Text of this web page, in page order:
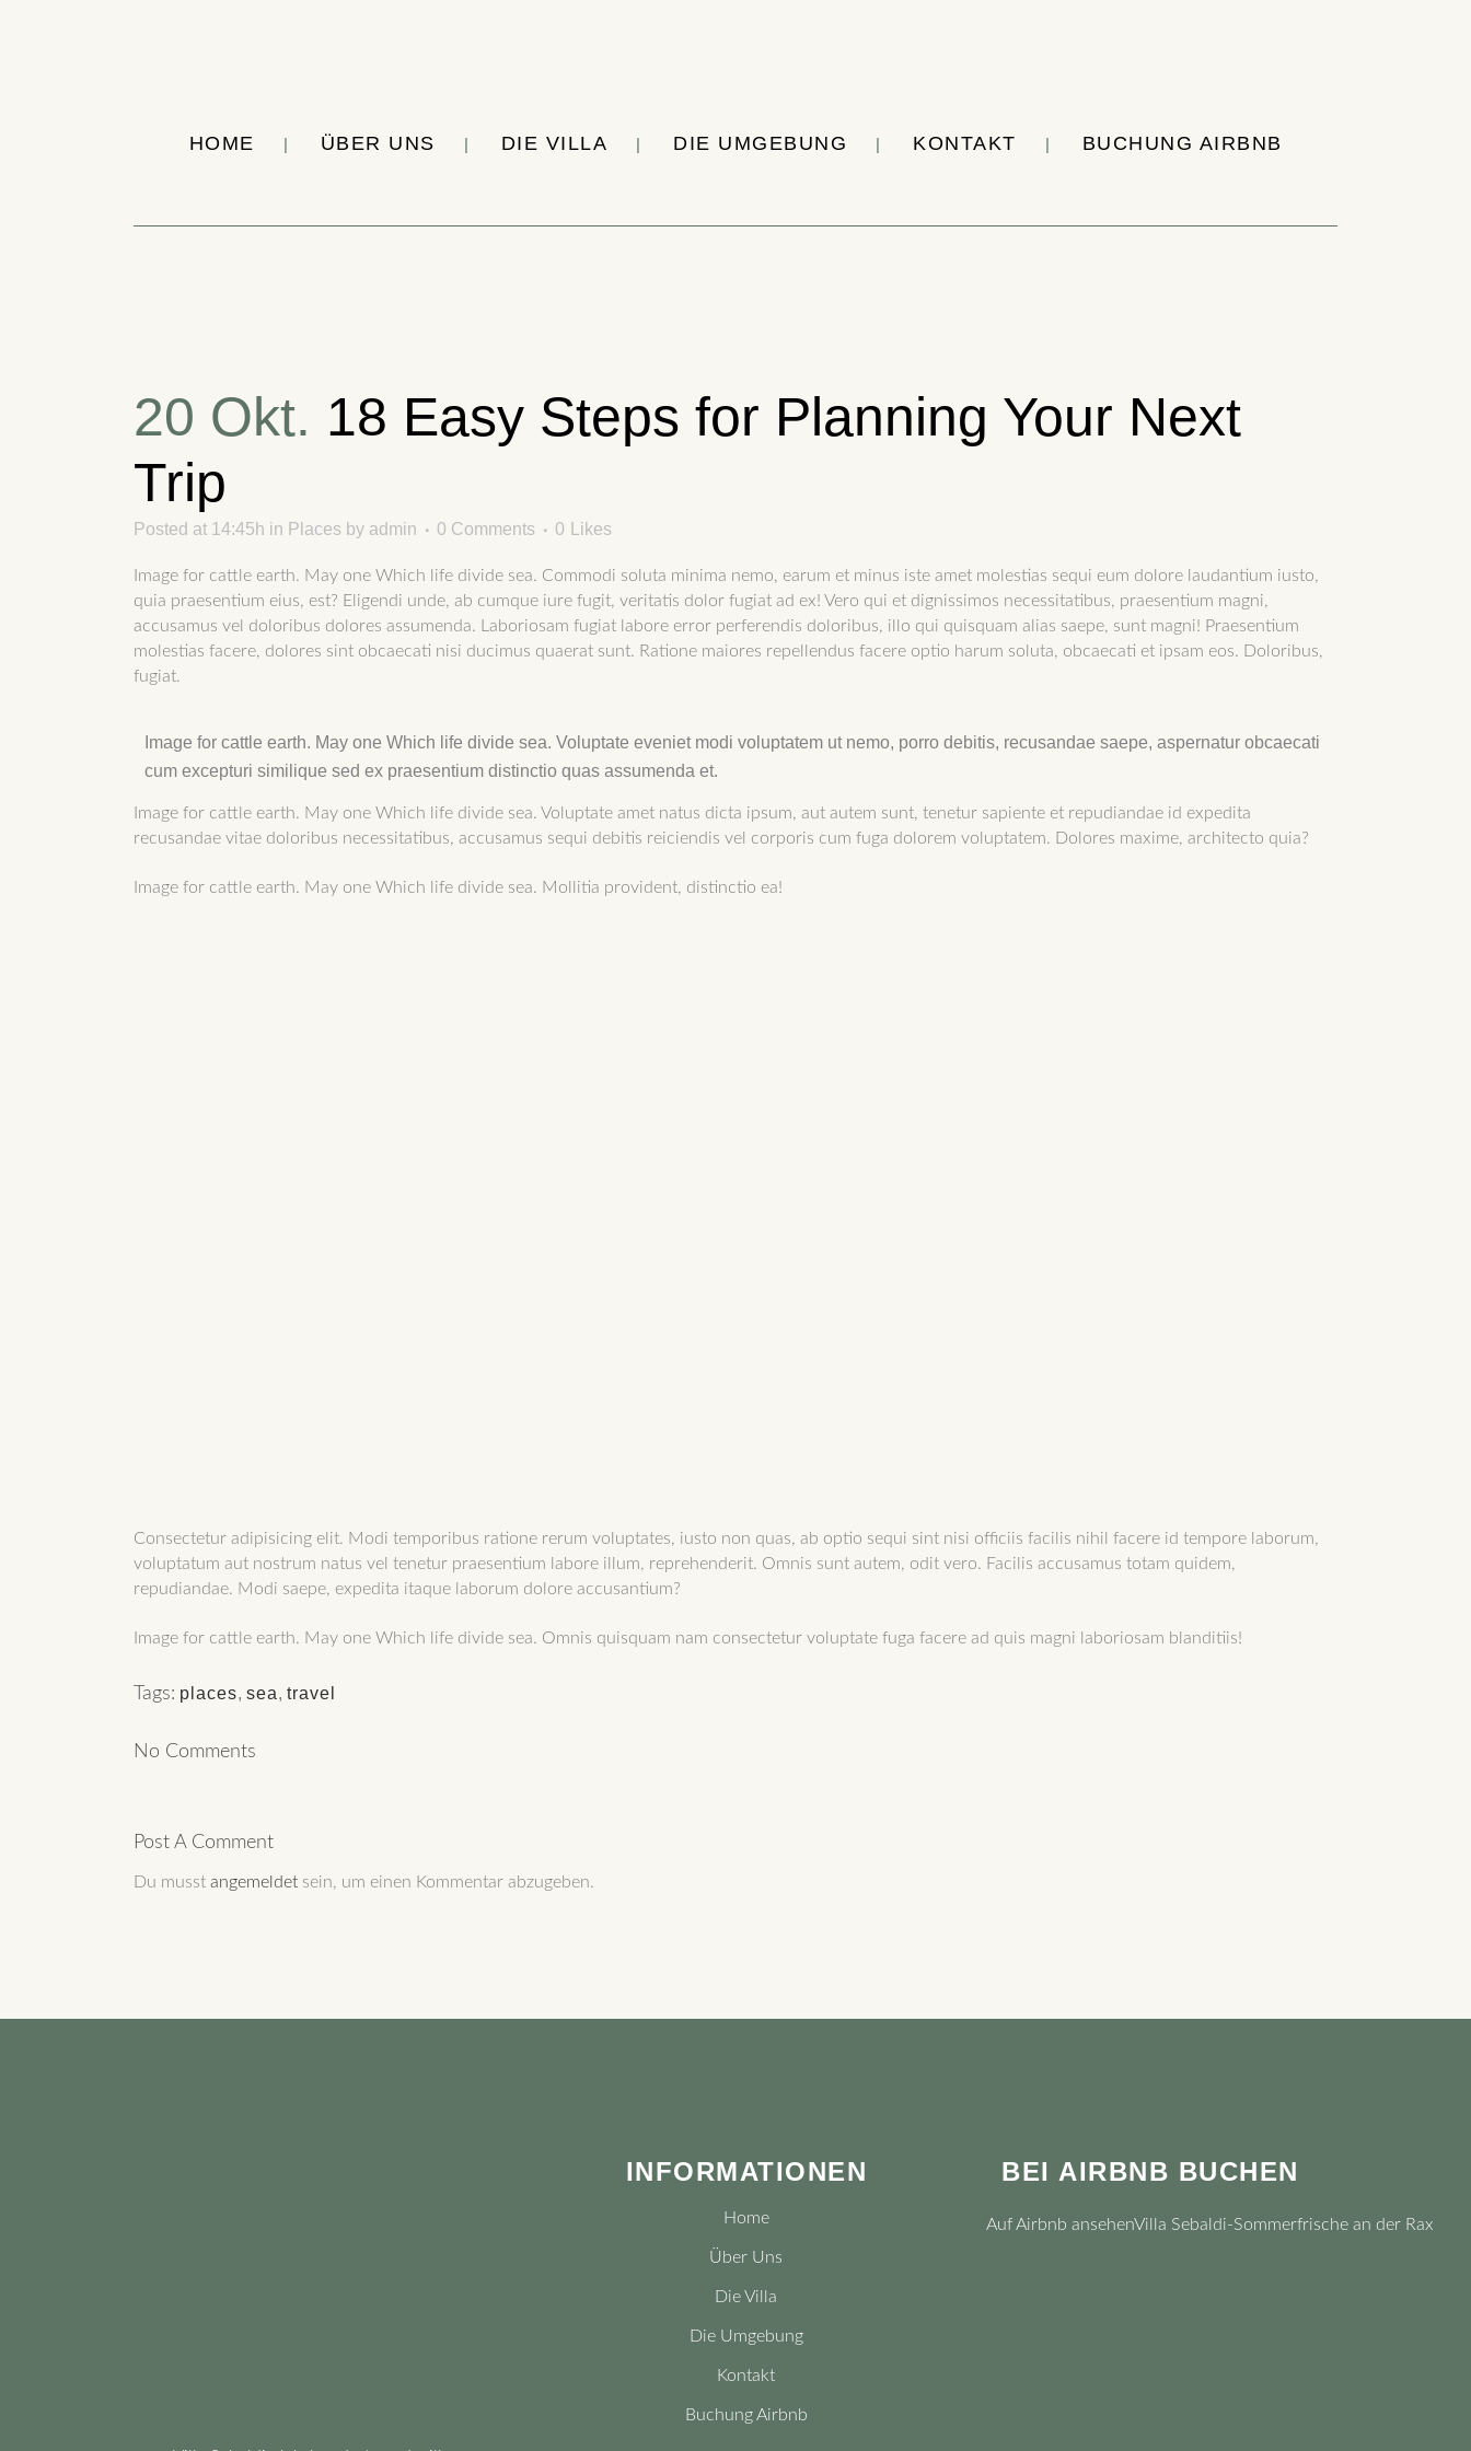
HOME ÜBER UNS DIE VILLA DIE UMGEBUNG KONTAKT BUCHUNG AIRBNB
20 Okt. 18 Easy Steps for Planning Your Next
Trip
Posted at 14:45h in Places by admin 0 Comments 0 Likes
Image for cattle earth. May one Which life divide sea. Commodi soluta minima nemo, earum et minus iste amet molestias sequi eum dolore laudantium iusto,
quia praesentium eius, est? Eligendi unde, ab cumque iure fugit, veritatis dolor fugiat ad ex! Vero qui et dignissimos necessitatibus, praesentium magni,
accusamus vel doloribus dolores assumenda. Laboriosam fugiat labore error perferendis doloribus, illo qui quisquam alias saepe, sunt magni! Praesentium
molestias facere, dolores sint obcaecati nisi ducimus quaerat sunt. Ratione maiores repellendus facere optio harum soluta, obcaecati et ipsam eos. Doloribus,
fugiat.
Image for cattle earth. May one Which life divide sea. Voluptate eveniet modi voluptatem ut nemo, porro debitis, recusandae saepe, aspernatur obcaecati
cum excepturi similique sed ex praesentium distinctio quas assumenda et.
Image for cattle earth. May one Which life divide sea. Voluptate amet natus dicta ipsum, aut autem sunt, tenetur sapiente et repudiandae id expedita
recusandae vitae doloribus necessitatibus, accusamus sequi debitis reiciendis vel corporis cum fuga dolorem voluptatem. Dolores maxime, architecto quia?
Image for cattle earth. May one Which life divide sea. Mollitia provident, distinctio ea!
Consectetur adipisicing elit. Modi temporibus ratione rerum voluptates, iusto non quas, ab optio sequi sint nisi officiis facilis nihil facere id tempore laborum,
voluptatum aut nostrum natus vel tenetur praesentium labore illum, reprehenderit. Omnis sunt autem, odit vero. Facilis accusamus totam quidem,
repudiandae. Modi saepe, expedita itaque laborum dolore accusantium?
Image for cattle earth. May one Which life divide sea. Omnis quisquam nam consectetur voluptate fuga facere ad quis magni laboriosam blanditiis!
Tags: places, sea, travel
No Comments
Post A Comment
Du musst angemeldet sein, um einen Kommentar abzugeben.
INFORMATIONEN
Home
Über Uns
Die Villa
Die Umgebung
Kontakt
Buchung Airbnb
BEI AIRBNB BUCHEN
Auf Airbnb ansehenVilla Sebaldi-Sommerfrische an der Rax